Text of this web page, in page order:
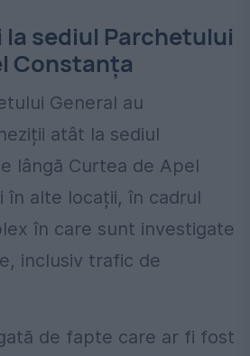
sediul Parchetului
Constanța
General au
atât la sediul
lângă Curtea de Apel
în alte locații, în cadrul
în care sunt investigate
inclusiv trafic de
de fapte care ar fi fost